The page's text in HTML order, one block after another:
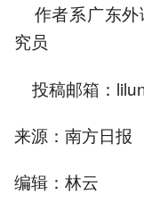
作者系广东外
究员
投稿邮箱：
来源：南方日报
编辑：林云